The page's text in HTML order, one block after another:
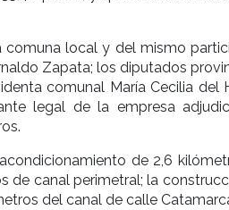
local y del mismo
Zapata; los diputados
comunal María Cecilia del
legal de la empresa
de 2,6
de canal perimetral; la
del canal de calle